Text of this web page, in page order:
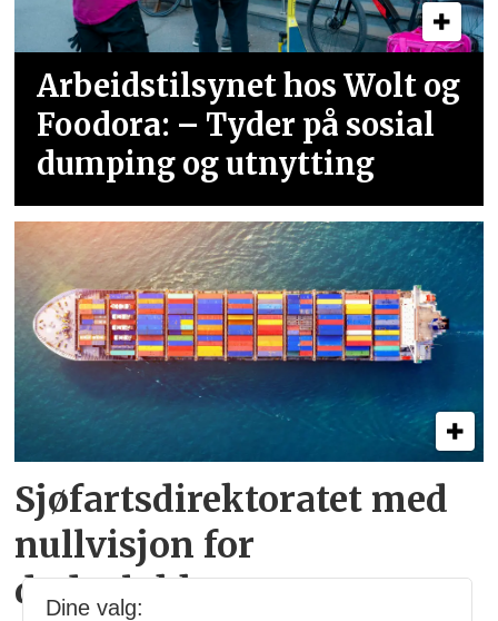
Arbeidstilsynet hos Wolt og
Foodora: – Tyder på sosial
dumping og utnytting
Sjøfartsdirektoratet med
nullvisjon for
dødsulykker
Dine valg: